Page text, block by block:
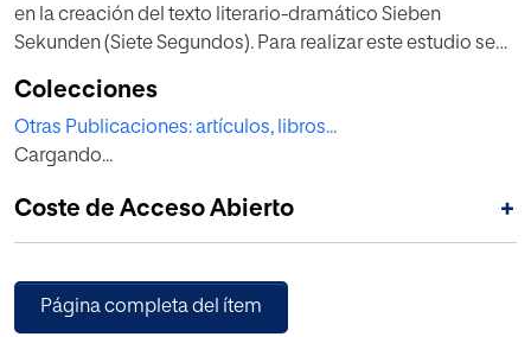
en la creación del texto literario-dramático Sieben
Sekunden (Siete Segundos). Para realizar este estudio se
y al espectador hiperestimulado actual, que impone una
recepción específica y un consumo cultural alterado. Tras
estos dos apartados se realiza un análisis de los
creación de personajes, la estructura y el diálogo, así
como la presencia de yuxtaposición y fragmentación en
Colecciones
Otras Publicaciones: artículos, libros...
Cargando...
Coste de Acceso Abierto +
Página completa del ítem